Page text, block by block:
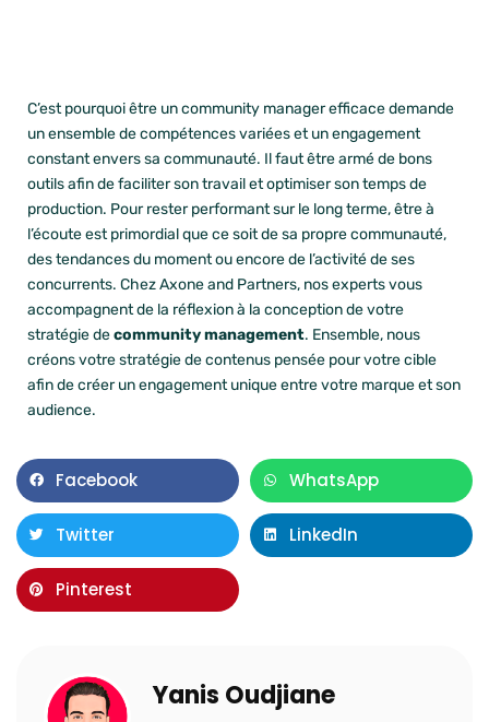
C’est pourquoi être un community manager efficace demande
un ensemble de compétences variées et un engagement
constant envers sa communauté. Il faut être armé de bons
outils afin de faciliter son travail et optimiser son temps de
production. Pour rester performant sur le long terme, être à
l’écoute est primordial que ce soit de sa propre communauté,
des tendances du moment ou encore de l’activité de ses
concurrents. Chez Axone and Partners, nos experts vous
accompagnent de la réflexion à la conception de votre
stratégie decommunity management. Ensemble, nous
créons votre stratégie de contenus pensée pour votre cible
afin de créer un engagement unique entre votre marque et son
audience.
Facebook WhatsApp
Twitter LinkedIn
Pinterest
Yanis Oudjiane